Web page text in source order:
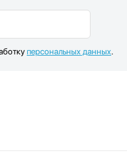
персональных данных.